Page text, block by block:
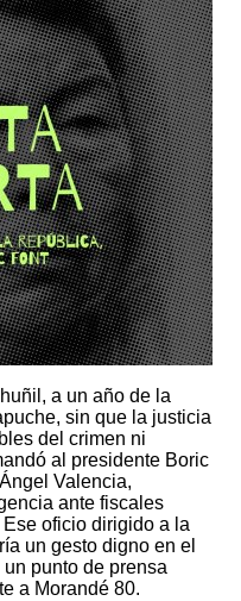
a un año de la
sin que la justicia
del crimen ni
al presidente Boric
Valencia,
ante fiscales
oficio dirigido a la
un gesto digno en el
punto de prensa
a Morandé 80.